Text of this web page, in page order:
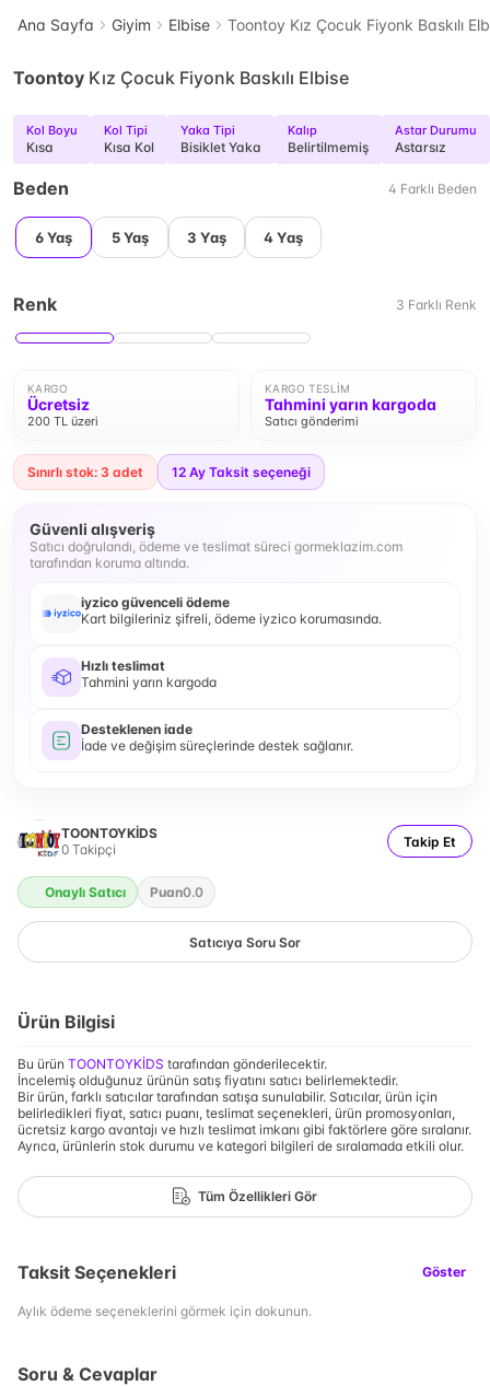
Ana Sayfa Giyim Elbise Toontoy Kız Çocuk Fiyonk Baskılı
Toontoy Kız Çocuk Fiyonk Baskılı Elbise
Kol Boyu
Kısa
Kol Tipi
Kısa Kol
Yaka Tipi
Bisiklet Yaka
Kalıp
Belirtilmemiş
Astar Durumu
Astarsız
Beden 4 Farklı Beden
6 Yaş 5 Yaş 3 Yaş 4 Yaş
Renk 3 Farklı Renk
KARGO
Ücretsiz
200 TL üzeri
KARGO TESLIM
Tahmini yarın kargoda
Satıcı gönderimi
Sınırlı stok: 3 adet 12 Ay Taksit seçeneği
Güvenli alışveriş
Satıcı doğrulandı, ödeme ve teslimat süreci gormeklazim.com
tarafından koruma altında.
iyzico güvenceli ödeme
Kart bilgileriniz şifreli, ödeme iyzico korumasında.
Hızlı teslimat
Tahmini yarın kargoda
Desteklenen iade
İade ve değişim süreçlerinde destek sağlanır.
TOONTOYKİDS
0 Takipçi Takip Et
Onaylı Satıcı Puan0.0
Satıcıya Soru Sor
Ürün Bilgisi
Bu ürün TOONTOYKİDS tarafından gönderilecektir.
İncelemiş olduğunuz ürünün satış fiyatını satıcı belirlemektedir.
Bir ürün, farklı satıcılar tarafından satışa sunulabilir. Satıcılar, ürün için
belirledikleri fiyat, satıcı puanı, teslimat seçenekleri, ürün promosyonları,
ücretsiz kargo avantajı ve hızlı teslimat imkanı gibi faktörlere göre sıralanır.
Ayrıca, ürünlerin stok durumu ve kategori bilgileri de sıralamada etkili olur.
Tüm Özellikleri Gör
Taksit Seçenekleri Göster
Aylık ödeme seçeneklerini görmek için dokunun.
Soru & Cevaplar